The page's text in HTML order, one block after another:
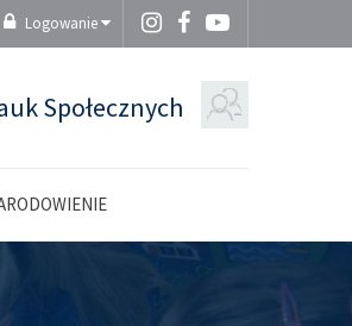
Logowanie
Społecznych